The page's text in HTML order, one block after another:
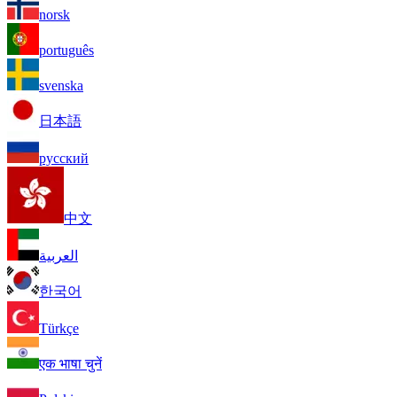
norsk
português
svenska
日本語
русский
中文
العربية
한국어
Türkçe
एक भाषा चुनें